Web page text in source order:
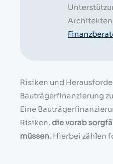
Risiken und
Bauträgerfinanzierung
Eine
Risiken, die vorab
müssen. Hierbei zählen